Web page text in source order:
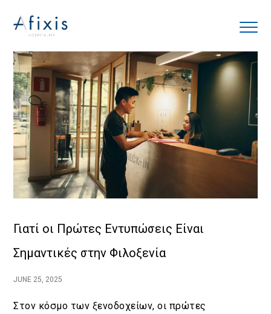
Γιατί οι Πρώτες Εντυπώσεις Είναι
Σημαντικές στην Φιλοξενία
JUNE 25, 2025
Στον κόσμο των ξενοδοχείων, οι πρώτες
Αρχική
Υπηρεσίες
Συνεργάτες
Εταιρία
Blog
Επικοινωνία